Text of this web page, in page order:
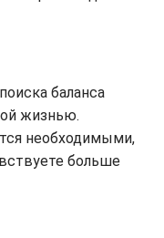
баланса
жизнью.
необходимыми,
больше